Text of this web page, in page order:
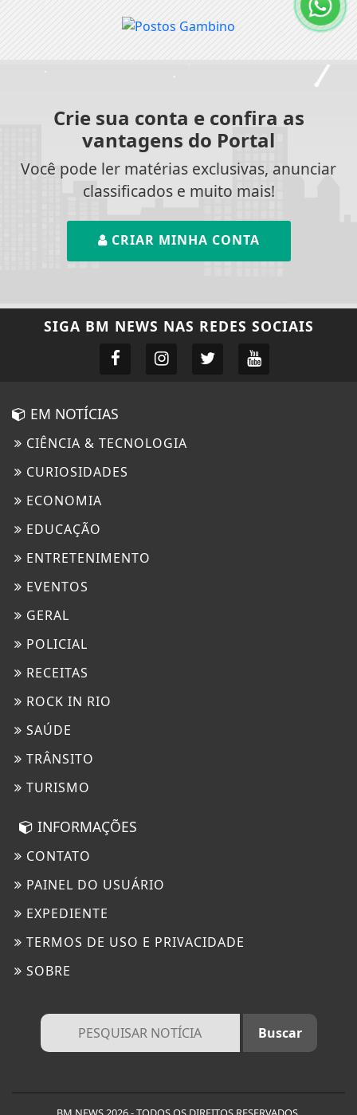
Crie sua conta e confira as
vantagens do Portal
Você pode ler matérias exclusivas, anunciar
classificados e muito mais!
CRIAR MINHA CONTA
SIGA BM NEWS NAS REDES SOCIAIS
EM NOTÍCIAS
CIÊNCIA & TECNOLOGIA
CURIOSIDADES
ECONOMIA
EDUCAÇÃO
ENTRETENIMENTO
EVENTOS
GERAL
POLICIAL
RECEITAS
ROCK IN RIO
SAÚDE
TRÂNSITO
TURISMO
INFORMAÇÕES
CONTATO
PAINEL DO USUÁRIO
EXPEDIENTE
TERMOS DE USO E PRIVACIDADE
SOBRE